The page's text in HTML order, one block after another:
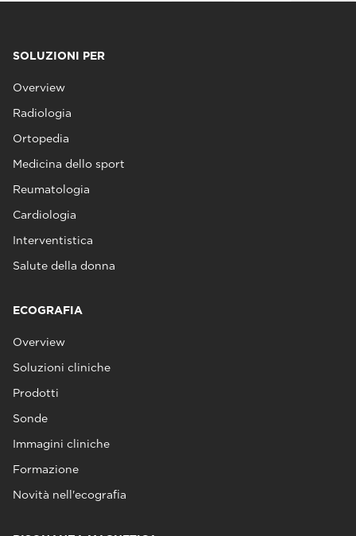
SOLUZIONI PER
Overview
Radiologia
Ortopedia
Medicina dello sport
Reumatologia
Cardiologia
Interventistica
Salute della donna
ECOGRAFIA
Overview
Soluzioni cliniche
Prodotti
Sonde
Immagini cliniche
Formazione
Novità nell'ecografia